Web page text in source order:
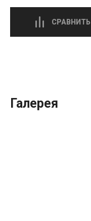
СРАВНИТЬ
Галерея